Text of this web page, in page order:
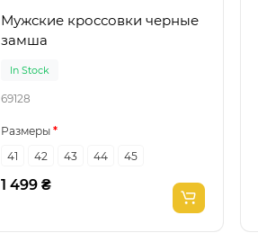
Мужские кроссовки черные
замша
In Stock
69128
Размеры
41
42 43 44 45
1 499 ₴